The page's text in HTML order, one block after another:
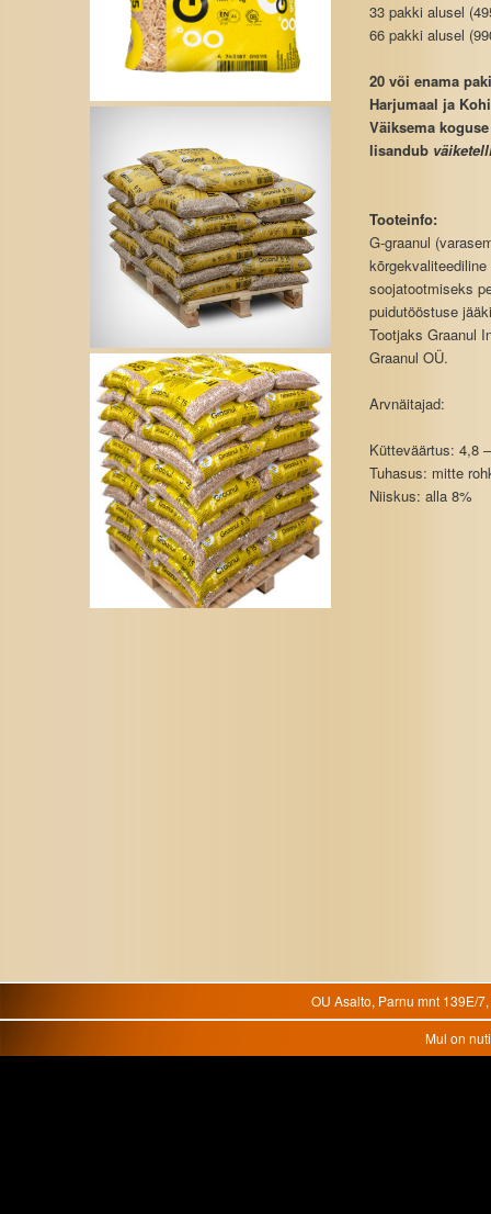
33 pakki alusel
66 pakki alusel
20 või enama
Harjumaal ja
Väiksema
lisandub
Tooteinfo:
G-graanul
soojatootmiseks
puidutööstuse
Tootjaks Graanul
Graanul OÜ.
Arvnäitajad:
Kütteväärtus: 4,8
Tuhasus: mitte
Niiskus: alla 8%
OU Asalto, Parnu mnt 139E/
Mul on